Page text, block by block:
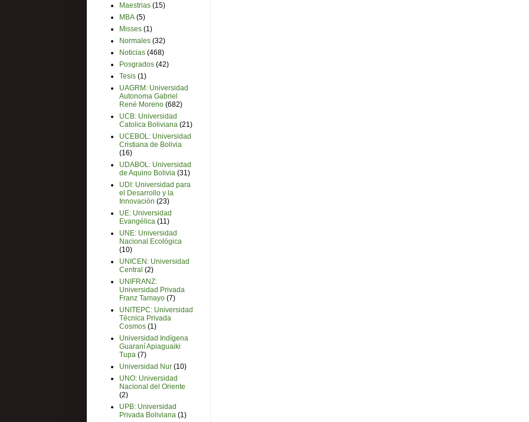
Maestrias (15)
MBA (5)
Misses (1)
Normales (32)
Noticias (468)
Posgrados (42)
Tesis (1)
UAGRM: Universidad
Autonoma Gabriel
René Moreno (682)
UCB: Universidad
Catolica Boliviana (21)
UCEBOL: Universidad
Cristiana de Bolivia
(16)
UDABOL: Universidad
de Aquino Bolivia (31)
UDI: Universidad para
el Desarrollo y la
Innovación (23)
UE: Universidad
Evangélica (11)
UNE: Universidad
Nacional Ecológica
(10)
UNICEN: Universidad
Central (2)
UNIFRANZ:
Universidad Privada
Franz Tamayo (7)
UNITEPC: Universidad
Técnica Privada
Cosmos (1)
Universidad Indígena
Guaraní Apiaguaiki
Tupa (7)
Universidad Nur (10)
UNO: Universidad
Nacional del Oriente
(2)
UPB: Universidad
Privada Boliviana (1)